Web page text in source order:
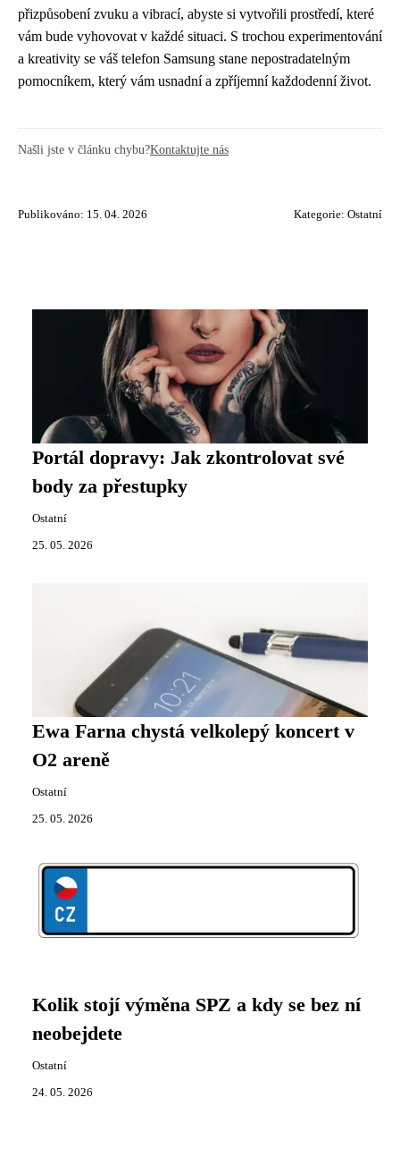
přizpůsobení zvuku a vibrací, abyste si vytvořili prostředí, které
vám bude vyhovovat v každé situaci. S trochou experimentování
a kreativity se váš telefon Samsung stane nepostradatelným
pomocníkem, který vám usnadní a zpříjemní každodenní život.
Našli jste v článku chybu?Kontaktujte nás
Publikováno: 15. 04. 2026 Kategorie: Ostatní
Portál dopravy: Jak zkontrolovat své
body za přestupky
Ostatní
25. 05. 2026
Ewa Farna chystá velkolepý koncert v
O2 areně
Ostatní
25. 05. 2026
Kolik stojí výměna SPZ a kdy se bez ní
neobejdete
Ostatní
24. 05. 2026